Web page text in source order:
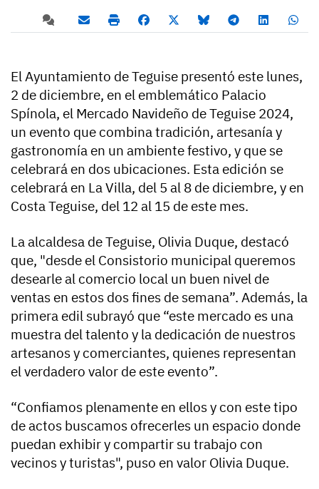
El Ayuntamiento de Teguise presentó este lunes,
2 de diciembre, en el emblemático Palacio
Spínola, el Mercado Navideño de Teguise 2024,
un evento que combina tradición, artesanía y
gastronomía en un ambiente festivo, y que se
celebrará en dos ubicaciones. Esta edición se
celebrará en La Villa, del 5 al 8 de diciembre, y en
Costa Teguise, del 12 al 15 de este mes.
La alcaldesa de Teguise, Olivia Duque, destacó
que, "desde el Consistorio municipal queremos
desearle al comercio local un buen nivel de
ventas en estos dos fines de semana”. Además, la
primera edil subrayó que “este mercado es una
muestra del talento y la dedicación de nuestros
artesanos y comerciantes, quienes representan
el verdadero valor de este evento”.
“Confiamos plenamente en ellos y con este tipo
de actos buscamos ofrecerles un espacio donde
puedan exhibir y compartir su trabajo con
vecinos y turistas", puso en valor Olivia Duque.